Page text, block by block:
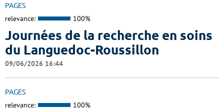
PAGES
relevance: 100%
Journées de la recherche en soins
du Languedoc-Roussillon
09/06/2026 16:44
PAGES
relevance: 100%